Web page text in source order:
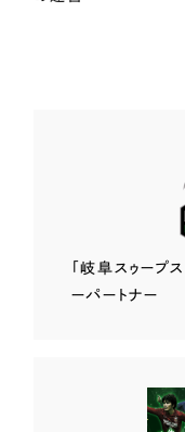
「岐阜スゥープス
ーパートナー